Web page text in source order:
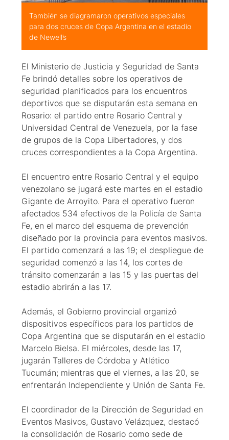
También se diagramaron operativos especiales
para dos cruces de Copa Argentina en el estadio
de Newell’s
El Ministerio de Justicia y Seguridad de Santa
Fe brindó detalles sobre los operativos de
seguridad planificados para los encuentros
deportivos que se disputarán esta semana en
Rosario: el partido entre Rosario Central y
Universidad Central de Venezuela, por la fase
de grupos de la Copa Libertadores, y dos
cruces correspondientes a la Copa Argentina.
El encuentro entre Rosario Central y el equipo
venezolano se jugará este martes en el estadio
Gigante de Arroyito. Para el operativo fueron
afectados 534 efectivos de la Policía de Santa
Fe, en el marco del esquema de prevención
diseñado por la provincia para eventos masivos.
El partido comenzará a las 19; el despliegue de
seguridad comenzó a las 14, los cortes de
tránsito comenzarán a las 15 y las puertas del
estadio abrirán a las 17.
Además, el Gobierno provincial organizó
dispositivos específicos para los partidos de
Copa Argentina que se disputarán en el estadio
Marcelo Bielsa. El miércoles, desde las 17,
jugarán Talleres de Córdoba y Atlético
Tucumán; mientras que el viernes, a las 20, se
enfrentarán Independiente y Unión de Santa Fe.
El coordinador de la Dirección de Seguridad en
Eventos Masivos, Gustavo Velázquez, destacó
la consolidación de Rosario como sede de